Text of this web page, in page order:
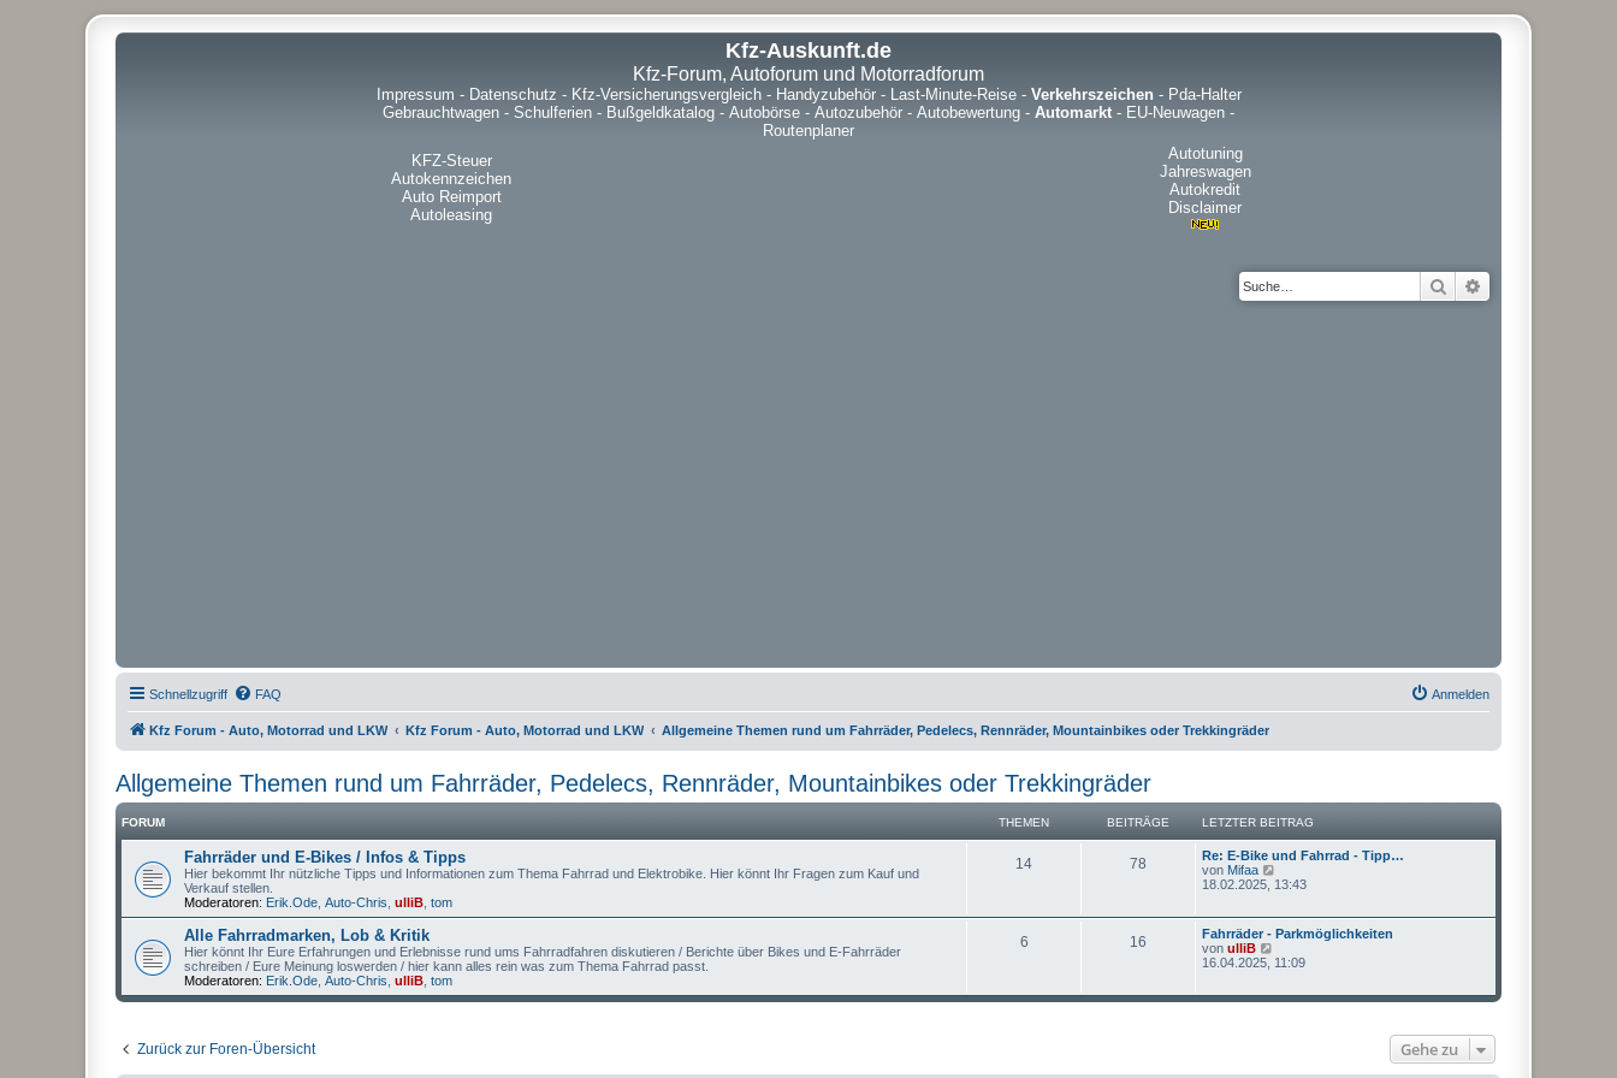
Kfz-Auskunft.de
Kfz-Forum, Autoforum und Motorradforum
Impressum - Datenschutz - Kfz-Versicherungsvergleich- Handyzubehör- Last-Minute-Reise- Verkehrszeichen- Pda-Halter
Gebrauchtwagen - Schulferien - Bußgeldkatalog - Autobörse - Autozubehör - Autobewertung - Automarkt - EU-Neuwagen -
Routenplaner
KFZ-Steuer
Autokennzeichen
Auto Reimport
Autoleasing
Autotuning
Jahreswagen
Autokredit
Disclaimer
Suche
Schnellzugriff FAQ Anmelden
Kfz Forum - Auto, Motorrad und LKW Kfz Forum - Auto, Motorrad und LKW Allgemeine Themen rund um Fahrräder, Pedelecs, Rennräder, Mountainbikes oder Trekkingräder
Allgemeine Themen rund um Fahrräder, Pedelecs, Rennräder, Mountainbikes oder Trekkingräder
FORUM THEMEN BEITRÄGE LETZTER BEITRAG
Fahrräder und E-Bikes / Infos & Tipps
Hier bekommt Ihr nützliche Tipps und Informationen zum Thema Fahrrad und Elektrobike. Hier könnt Ihr Fragen zum Kauf und
Verkauf stellen.
Moderatoren: Erik.Ode Auto-Chris ulliB tom
14 78
Re: E-Bike und Fahrrad - Tipp…
von Mifaa
e
s
t
e
r
e
18.02.2025, 13:43
Alle Fahrradmarken, Lob & Kritik
Hier könnt Ihr Eure Erfahrungen und Erlebnisse rund ums Fahrradfahren diskutieren / Berichte über Bikes und E-Fahrräder
schreiben / Eure Meinung loswerden / hier kann alles rein was zum Thema Fahrrad passt.
Moderatoren: Erik.Ode Auto-Chris ulliB tom
6 16
Fahrräder - Parkmöglichkeiten
von ulliB
e
s
16.04.2025, 11:09
Zurück zur Foren-Übersicht Gehe zu